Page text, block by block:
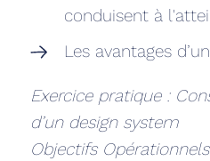
conduisent à
Les avantages
Exercice pratique :
d’un design system
Objectifs